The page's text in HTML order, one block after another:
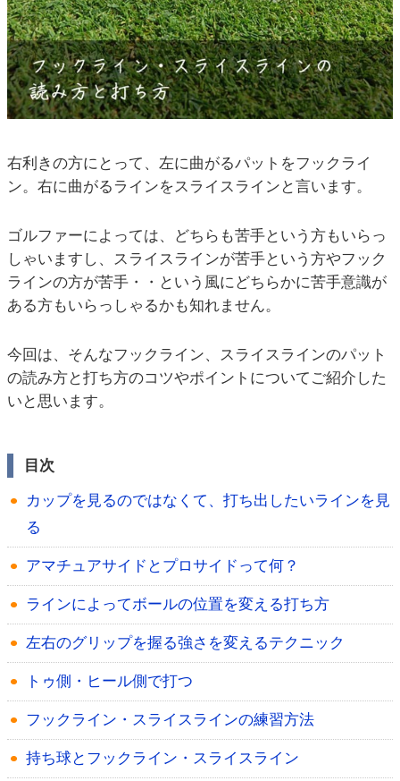
右利きの方にとって、左に曲がるパットをフックライ
ン。右に曲がるラインをスライスラインと言います。
ゴルファーによっては、どちらも苦手という方もいらっ
しゃいますし、スライスラインが苦手という方やフック
ラインの方が苦手・・という風にどちらかに苦手意識が
ある方もいらっしゃるかも知れません。
今回は、そんなフックライン、スライスラインのパット
の読み方と打ち方のコツやポイントについてご紹介した
いと思います。
目次
カップを見るのではなくて、打ち出したいラインを見
る
アマチュアサイドとプロサイドって何？
ラインによってボールの位置を変える打ち方
左右のグリップを握る強さを変えるテクニック
トゥ側・ヒール側で打つ
フックライン・スライスラインの練習方法
持ち球とフックライン・スライスライン